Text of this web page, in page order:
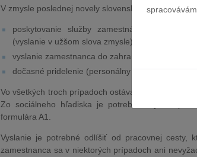
V zmysle poslednej novely slovenského Zákonníka
poskytovanie služby zamestnávateľa v
(vyslanie v užšom slova zmysle),
vyslanie zamestnanca do zahraničia v rámci
dočasné pridelenie (personálny leasing)
Vo všetkých troch prípadoch ostáva pracovný
Zo sociálneho hľadiska je potrebné myslieť pri
formulára A1.
Vyslanie je potrebné odlíšiť od pracovnej cesty,
zamestnanca sa v niektorých prípadoch ani